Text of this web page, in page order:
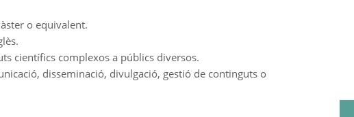
o equivalent.
científics complexos a públics diversos.
disseminació, divulgació, gestió de continguts o